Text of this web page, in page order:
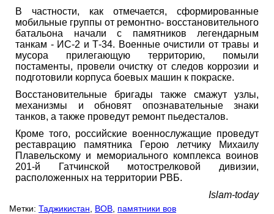
В частности, как отмечается, сформированные
мобильные группы от ремонтно- восстановительного
батальона начали с памятников легендарным
танкам - ИС-2 и Т-34. Военные очистили от травы и
мусора прилегающую территорию, помыли
постаменты, провели очистку от следов коррозии и
подготовили корпуса боевых машин к покраске.
Восстановительные бригады также смажут узлы,
механизмы и обновят опознавательные знаки
танков, а также проведут ремонт пьедесталов.
Кроме того, российские военнослужащие проведут
реставрацию памятника Герою летчику Михаилу
Плавельскому и мемориального комплекса воинов
201-й Гатчинской мотострелковой дивизии,
расположенных на территории РВБ.
Islam-today
Метки: Таджикистан ВОВ памятники вов